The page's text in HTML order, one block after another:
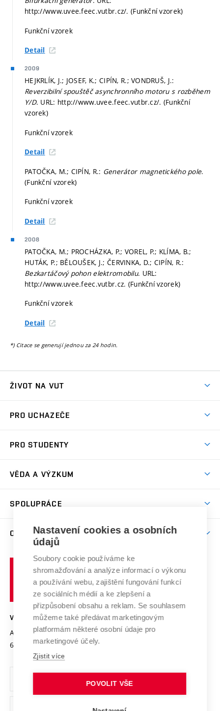
http://www.uvee.feec.vutbr.cz/. (Funkční vzorek)
Funkční vzorek
Detail
2009
HEJKRLÍK, J.; JOSEF, K.; CIPÍN, R.; VONDRUŠ, J.:
Reverzibilní spouštěč asynchronního motoru s rozběhem
Y/D. URL: http://www.uvee.feec.vutbr.cz/. (Funkční
vzorek)
Funkční vzorek
Detail
PATOČKA, M.; CIPÍN, R.: Generátor magnetického pole.
(Funkční vzorek)
Funkční vzorek
Detail
2008
PATOČKA, M.; PROCHÁZKA, P.; VOREL, P.; KLÍMA, B.;
HUTÁK, P.; BĚLOUŠEK, J.; ČERVINKA, D.; CIPÍN, R.:
Bezkartáčový pohon elektromobilu. URL:
http://www.uvee.feec.vutbr.cz. (Funkční vzorek)
Funkční vzorek
Detail
*) Citace se generují jednou za 24 hodin.
ŽIVOT NA VUT
Koleje
Sport na VUT
Brno
PRO UCHAZEČE
Dny otevřených dveří
Celoživotní vzdělávání
E-přihláška
PRO STUDENTY
Harmonogram akademického roku
Závěrečné práce
Doktorské studium
Zpracování osobních údajů studentů
Sociální bezpečí
Studium bez bariér
Podpora podnikání
VĚDA A VÝZKUM
Mezinárodní vědecká rada
Systém zajišťování kvality výzkumu
Výzkumné infrastruktury
Transfer znalostí
Open Science
Projekty
Projekty ze strukturálních fondů
Specifický výzkum
SPOLUPRÁCE
Zahraniční spolupráce
Spolupráce se školami
Služby univerzity
Mezinárodní dohody
Univerzitní sítě
O UNIVERZITĚ
Profil univerzity
Udržitelná univerzita
Podnikavá univerzita / ContriBUTe
Bezpečná univerzita
Vyznamenání
Organizační struktura
Ochrana osobních údajů
učení
technické
VYSOKÉ UČENÍ TECHNICKÉ V BRNĚ
Antonínská 548/1
602 00 Brno
www.vut.cz
vut@vutbr.cz
Nastavení cookies a osobních
údajů
Soubory cookie používáme ke
shromažďování a analýze informací o výkonu
a používání webu, zajištění fungování funkcí
ze sociálních médií a ke zlepšení a
přizpůsobení obsahu a reklam. Se souhlasem
můžeme také předávat marketingovým
platformám některé osobní údaje pro
marketingové účely.
Zjistit více
POVOLIT VŠE